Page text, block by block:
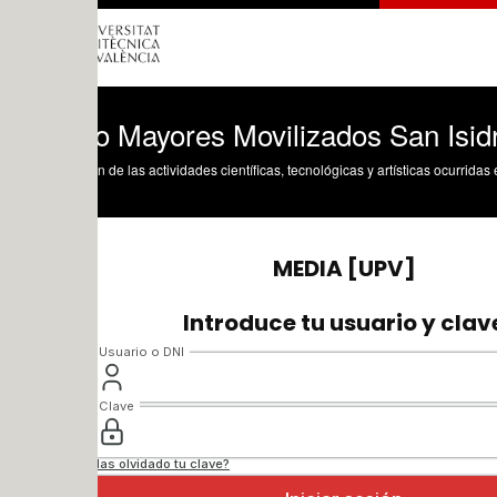
Mayores Movilizados San Isidro
de las actividades científicas, tecnológicas y artísticas ocurridas en los tres